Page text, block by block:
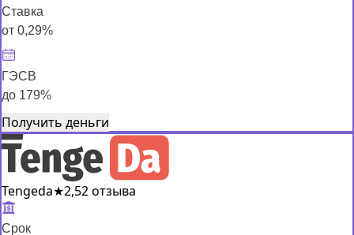
Ставка
от 0,29%
ГЭСВ
до 179%
Получить деньги
Tengeda★2,52 отзыва
Срок